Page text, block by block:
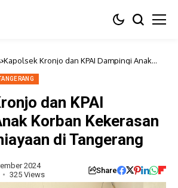
Kapolsek Kronjo dan KPAI Dampingi Anak
Tangerang
dan KPAI
Korban Kekerasan
di Tangerang
2024
325 Views Share